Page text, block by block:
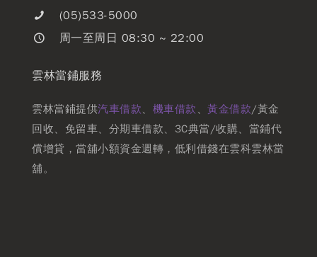
(05)533-5000
周一至周日 08:30 ~ 22:00
雲林當鋪服務
雲林當鋪提供汽車借款、 機車借款 、 黃金借款/黃金
回收、免留車、分期車借款、3C典當/收購、當鋪代
償增貸，當舖小額資金週轉，低利借錢在雲科雲林當
舖。